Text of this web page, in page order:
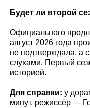
Будет ли второй
Официального
август 2026 года
не подтверждала, а
слухами. Первый
историей.
Для справки: у
минут, режиссёр —